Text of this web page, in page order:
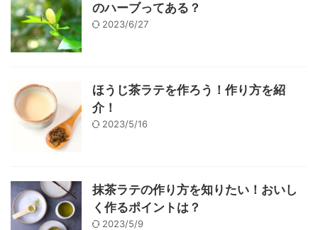
のハーブってある？
2023/6/27
ほうじ茶ラテを作ろう！作り方を紹
介！
2023/5/16
抹茶ラテの作り方を知りたい！おいし
く作るポイントは？
2023/5/9